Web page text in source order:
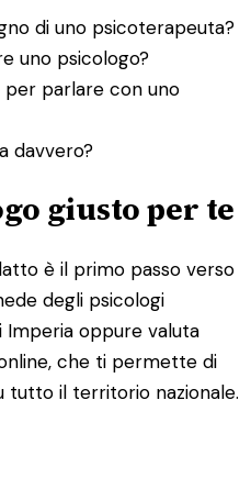
di uno psicoterapeuta?
uno psicologo?
per parlare con uno
davvero?
giusto per te
è il primo passo verso
degli psicologi
Imperia oppure valuta
che ti permette di
tutto il territorio nazionale.